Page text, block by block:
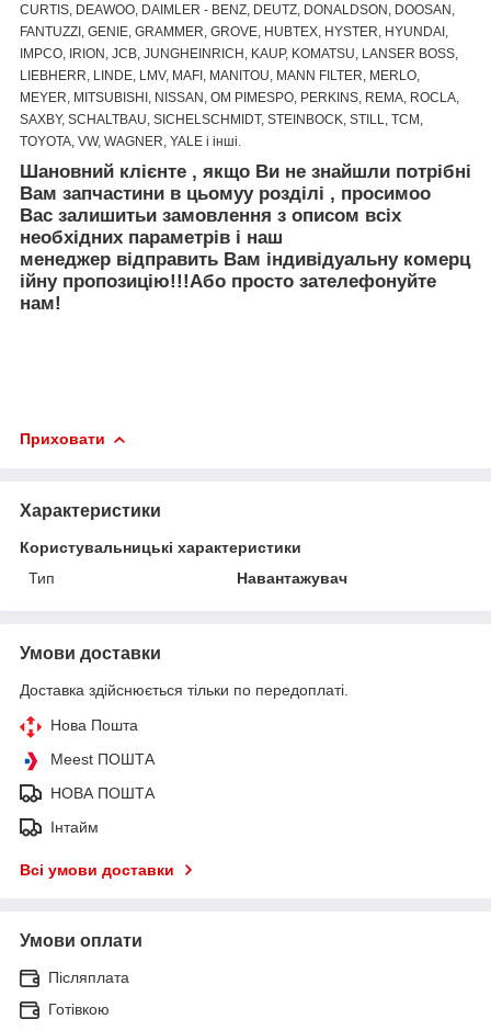
CURTIS, DEAWOO, DAIMLER - BENZ, DEUTZ, DONALDSON, DOOSAN,
FANTUZZI, GENIE, GRAMMER, GROVE, HUBTEX, HYSTER, HYUNDAI,
IMPCO, IRION, JCB, JUNGHEINRICH, KAUP, KOMATSU, LANSER BOSS,
LIEBHERR, LINDE, LMV, MAFI, MANITOU, MANN FILTER, MERLO,
MEYER, MITSUBISHI, NISSAN, OM PIMESPO, PERKINS, REMA, ROCLA,
SAXBY, SCHALTBAU, SICHELSCHMIDT, STEINBOCK, STILL, TCM,
TOYOTA, VW, WAGNER, YALE і інші.
Шановний клієнте , якщо Ви не знайшли потрібні
Вам запчастини в цьомуу розділі , просимоо
Вас залишитьи замовлення з описом всіх
необхідних параметрів і наш
менеджер відправить Вам індивідуальнукомерц
ійну пропозицію!!!Або просто зателефонуйте
нам!
Приховати
Характеристики
Користувальницькі характеристики
Тип
Навантажувач
Умови доставки
Доставка здійснюється тільки по передоплаті.
Нова Пошта
Meest ПОШТА
НОВА ПОШТА
Інтайм
Всі умови доставки
Умови оплати
Післяплата
Готівкою